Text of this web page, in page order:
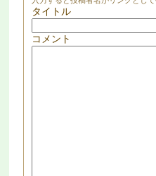
タイトル
コメント